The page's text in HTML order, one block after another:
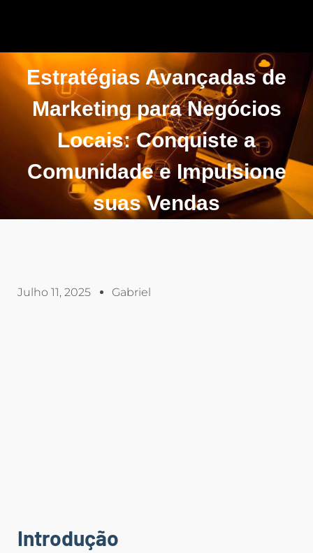
Estratégias Avançadas de
Marketing para Negócios
Locais: Conquiste a
Comunidade e Impulsione
suas Vendas
Julho 11, 2025 Gabriel
Introdução